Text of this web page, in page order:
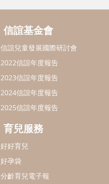
信誼基金會
信誼兒童發展國際研討會
2022信誼年度報告
2023信誼年度報告
2024信誼年度報告
2025信誼年度報告
育兒服務
好好育兒
好孕袋
分齡育兒電子報